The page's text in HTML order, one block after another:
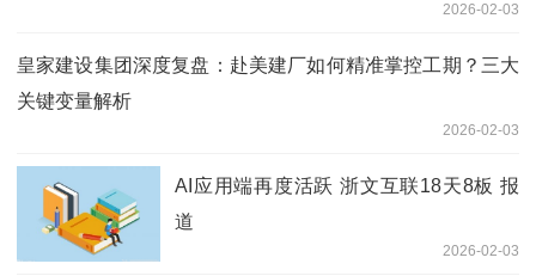
2026-02-03
皇家建设集团深度复盘：赴美建厂如何精准掌控工期？三大
关键变量解析
2026-02-03
AI应用端再度活跃 浙文互联18天8板 报
道
2026-02-03